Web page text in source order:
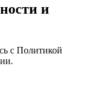
и
с Политикой